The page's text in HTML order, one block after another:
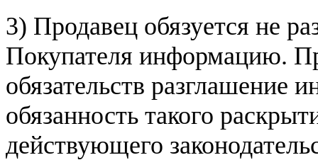
3) Продавец обязуется не
Покупателя информацию.
обязательств разглашение
обязанность такого
действующего